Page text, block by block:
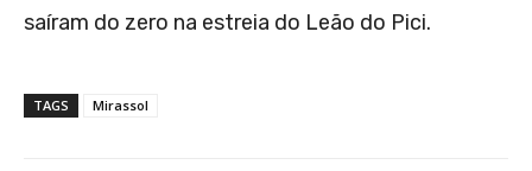
saíram do zero na estreia do Leão do Pici.
TAGS Mirassol